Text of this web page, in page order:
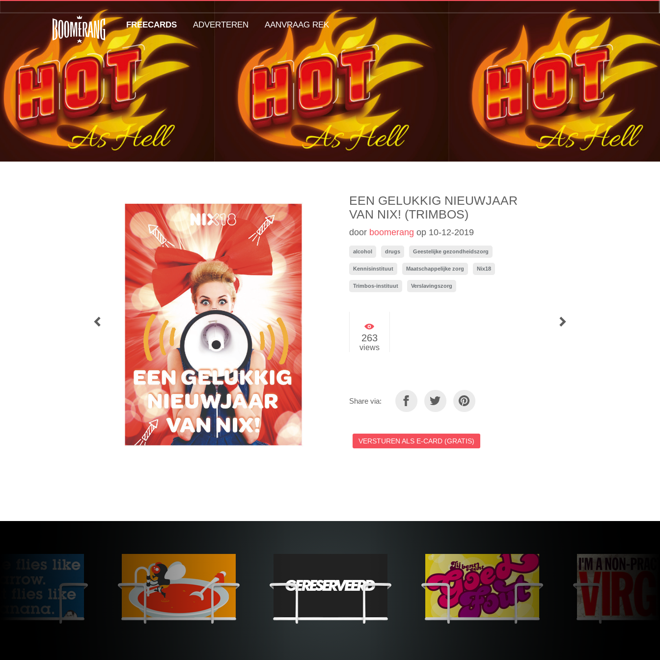
EEN GELUKKIG NIEUWJAAR
VAN NIX! (TRIMBOS)
door boomerang op 10-12-2019
alcohol drugs Geestelijke gezondheidszorg
Kennisinstituut Maatschappelijke zorg Nix18
Trimbos-instituut Verslavingszorg
263
views
POST
NAVIGATION
Share via:
VERSTUREN ALS E-CARD (GRATIS)
FREECARDS ADVERTEREN AANVRAAG REK